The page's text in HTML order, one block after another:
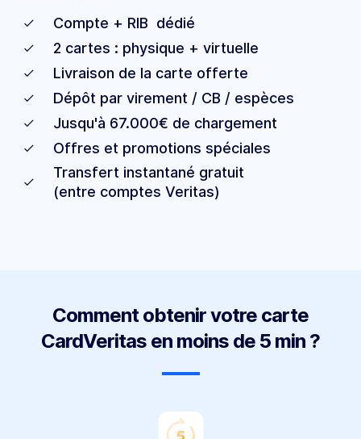
Compte + RIB dédié
2 cartes : physique + virtuelle
Livraison de la carte offerte
Dépôt par virement / CB / espèces
Jusqu'à 67.000€ de chargement
Offres et promotions spéciales
Transfert instantané gratuit
(entre comptes Veritas)
Comment obtenir votre carte
CardVeritas en moins de 5 min ?